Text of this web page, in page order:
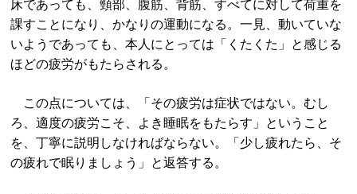
床であっても、頸部、腹筋、背筋、すべてに対して荷重を
課すことになり、かなりの運動になる。一見、動いていな
いようであっても、本人にとっては「くたくた」と感じる
ほどの疲労がもたらされる。
この点については、「その疲労は症状ではない。むし
ろ、適度の疲労こそ、よき睡眠をもたらす」ということ
を、丁寧に説明しなければならない。「少し疲れたら、そ
の疲れで眠りましょう」と返答する。